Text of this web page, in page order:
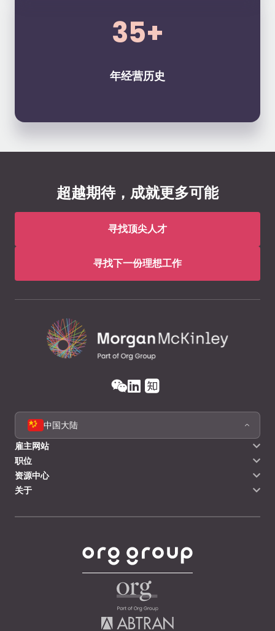
35+
年经营历史
超越期待，成就更多可能
寻找顶尖人才
寻找下一份理想工作
中国大陆
雇主网站
职位
资源中心
关于